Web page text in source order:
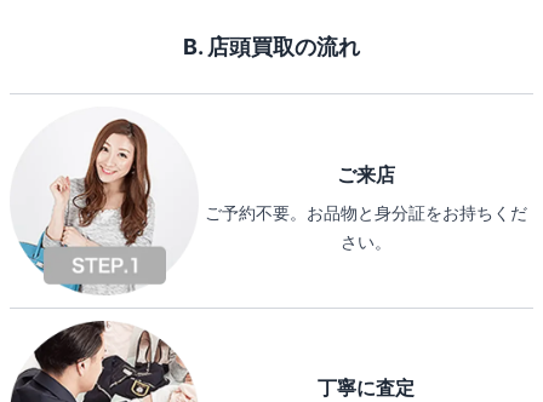
B. 店頭買取の流れ
ご来店
ご予約不要。お品物と身分証をお持ちくだ
さい。
丁寧に査定